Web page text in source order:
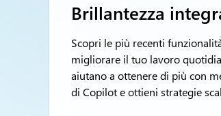
Brillantezza
Scopri le più recenti
migliorare il tuo lavoro
aiutano a ottenere di più con
di Copilot e ottieni strategie